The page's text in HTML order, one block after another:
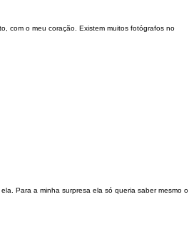
com o meu coração. Existem muitos fotógrafos no
Para a minha surpresa ela só queria saber mesmo o